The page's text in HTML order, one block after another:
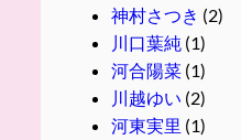
神村さつき (2)
川口葉純 (1)
河合陽菜(1)
川越ゆい (2)
河東実里 (1)